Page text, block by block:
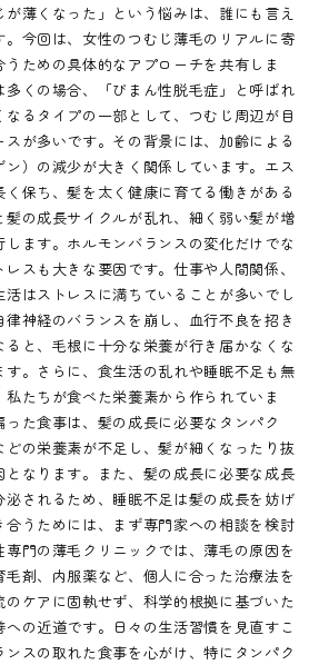
薄くなった」という悩みは、誰にも言え
今回は、女性のつむじ薄毛のリアルに寄
ための具体的なアプローチを共有しま
くの場合、「びまん性脱毛症」と呼ばれ
るタイプの一部として、つむじ周辺が目
が多いです。その背景には、加齢による
）の減少が大きく関係しています。エス
く保ち、髪を太く健康に育てる働きがある
髪の成長サイクルが乱れ、細く弱い髪が増
ます。ホルモンバランスの変化だけでな
スも大きな要因です。仕事や人間関係、
はストレスに満ちていることが多いでし
神経のバランスを崩し、血行不良を招き
と、毛根に十分な栄養が行き届かなくな
す。さらに、食生活の乱れや睡眠不足も無
たちが食べた栄養素から作られていま
た食事は、髪の成長に必要なタンパク
の栄養素が不足し、髪が細くなったり抜
となります。また、髪の成長に必要な成長
されるため、睡眠不足は髪の成長を妨げ
合うためには、まず専門家への相談を検討
専門の薄毛クリニックでは、薄毛の原因を
剤、内服薬など、個人に合った治療法を
ケアに固執せず、科学的根拠に基づいた
の近道です。日々の生活習慣を見直すこ
スの取れた食事を心がけ、特にタンパク